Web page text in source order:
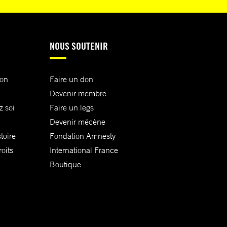
soi
NOUS SOUTENIR
Faire un don
Devenir membre
Faire un legs
Devenir mécène
Fondation Amnesty
International France
Boutique